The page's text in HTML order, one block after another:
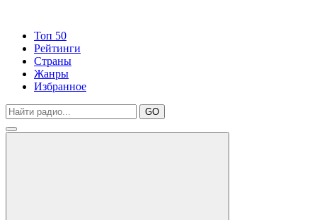
Топ 50
Рейтинги
Страны
Жанры
Избранное
GO